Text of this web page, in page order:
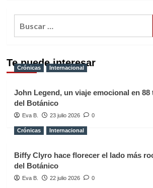
Te puede interesar
Crónicas Internacional
John Legend, un viaje emocional en 88
del Botánico
Eva B. 23 julio 2026 0
Crónicas Internacional
Biffy Clyro hace florecer el lado más
del Botánico
Eva B. 22 julio 2026 0